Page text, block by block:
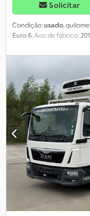
Solicitar
Condição:usado,
Euro 6, Ano de fabrico: